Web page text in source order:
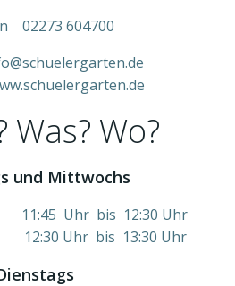
02273 604700
Was? Wo?
und Mittwochs
11:45 Uhr bis 12:30 Uhr
12:30 Uhr bis 13:30 Uhr